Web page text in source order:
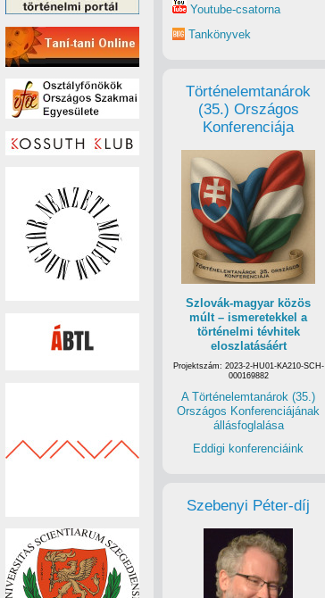
Youtube-csatorna
Tankönyvek
Történelemtanárok
(35.) Országos
Konferenciája
Szlovák-magyar közös
múlt – ismeretekkel a
történelmi tévhitek
eloszlatásáért
Projektszám: 2023-2-HU01-KA210-SCH-
000169882
A Történelemtanárok (35.)
Országos Konferenciájának
állásfoglalása
Eddigi konferenciáink
Szebenyi Péter-díj